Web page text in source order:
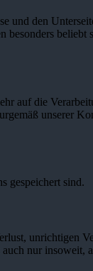
und den
beliebt
auf die
unserer
gespeichert sind.
unrichtigen
nur insoweit,